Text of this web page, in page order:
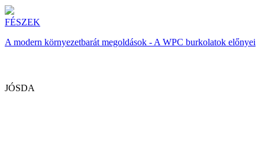
FÉSZEK
A modern környezetbarát megoldások - A WPC burkolatok előnyei
JÓSDA